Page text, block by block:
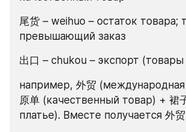
尾货 – weihuo – остаток товара;
превышающий заказ
出口 – chukou – экспорт (товары
например, 外贸 (международная
原单 (качественный товар) + 裙
платье). Вместе получается 外